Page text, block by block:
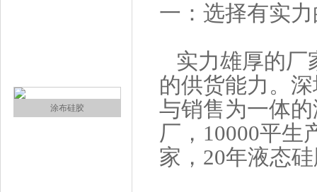
涂布硅胶
一：选择有实
实力雄厚的厂
的供货能力。
与销售为一体
厂，10000平生
家，20年液态